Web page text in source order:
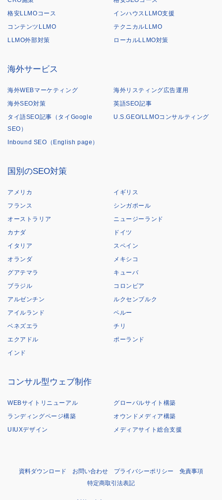
格安LLMOコース
インハウスLLMO支援
コンテンツLLMO
テクニカルLLMO
LLMO外部対策
ローカルLLMO対策
海外サービス
海外WEBマーケティング
海外リスティング広告運用
海外SEO対策
英語SEO記事
タイ語SEO記事（タイGoogle
SEO）
U.S.GEO/LLMOコンサルティング
Inbound SEO（English page）
国別のSEO対策
アメリカ
イギリス
フランス
シンガポール
オーストラリア
ニュージーランド
カナダ
ドイツ
イタリア
スペイン
オランダ
メキシコ
グアテマラ
キューバ
ブラジル
コロンビア
アルゼンチン
ルクセンブルク
アイルランド
ペルー
ベネズエラ
チリ
エクアドル
ポーランド
インド
コンサル型ウェブ制作
WEBサイトリニューアル
グローバルサイト構築
ランディングページ構築
オウンドメディア構築
UIUXデザイン
メディアサイト総合支援
資料ダウンロード お問い合わせ プライバシーポリシー
免責事項
特定商取引法表記